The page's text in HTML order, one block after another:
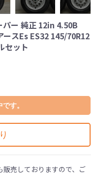
パー 純正 12in 4.50B
スEs ES32 145/70R12
セット
す。
売しておりますので、ご